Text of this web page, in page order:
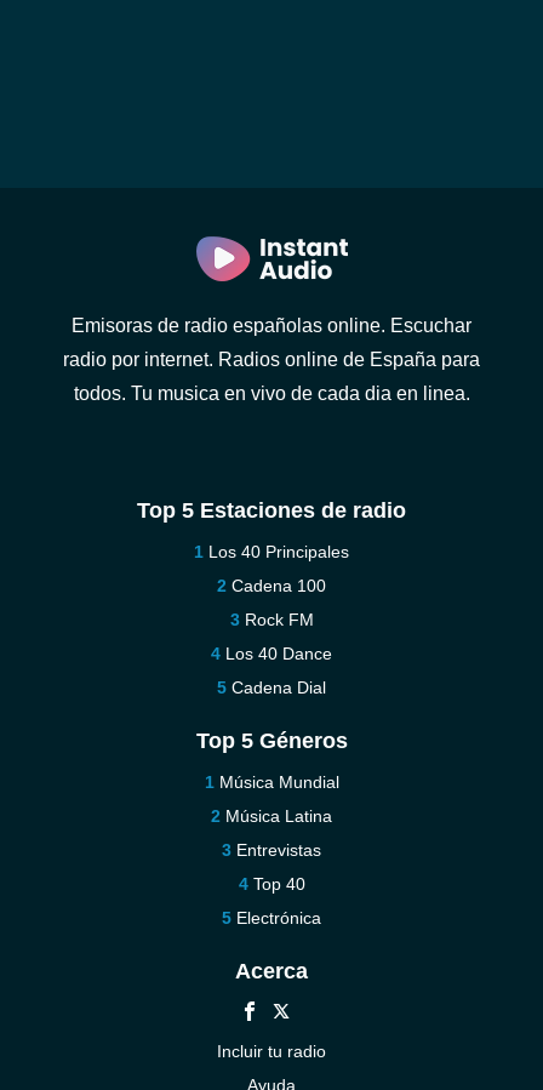
Emisoras de radio españolas online. Escuchar
radio por internet. Radios online de España para
todos. Tu musica en vivo de cada dia en linea.
Top 5 Estaciones de radio
Los 40 Principales
Cadena 100
Rock FM
Los 40 Dance
Cadena Dial
Top 5 Géneros
Música Mundial
Música Latina
Entrevistas
Top 40
Electrónica
Acerca
Incluir tu radio
Ayuda